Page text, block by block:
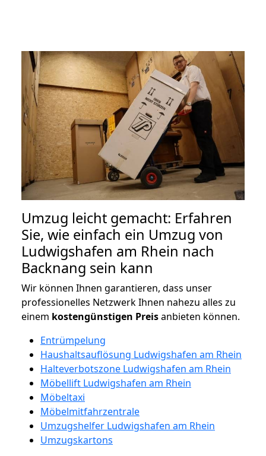
Umzug leicht gemacht: Erfahren
Sie, wie einfach ein Umzug von
Ludwigshafen am Rhein nach
Backnang sein kann
Wir können Ihnen garantieren, dass unser
professionelles Netzwerk Ihnen nahezu alles zu
einem kostengünstigen Preisanbieten können.
Entrümpelung
Haushaltsauflösung Ludwigshafen am Rhein
Halteverbotszone Ludwigshafen am Rhein
Möbellift Ludwigshafen am Rhein
Möbeltaxi
Möbelmitfahrzentrale
Umzugshelfer Ludwigshafen am Rhein
Umzugskartons